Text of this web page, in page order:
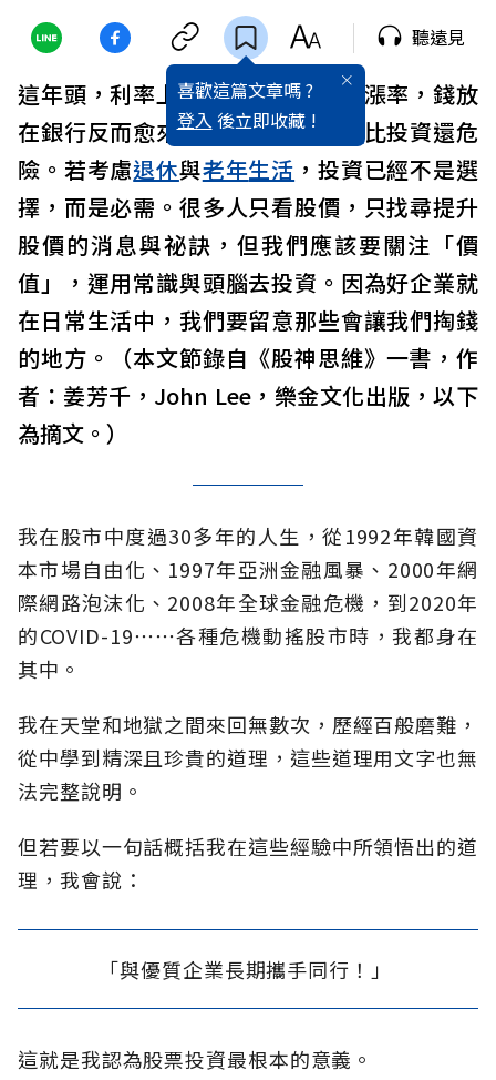
喜歡這篇文章嗎 ?
登入 後立即收藏 !
聽遠見
這年頭，利率上漲率跟不上物價上漲率，錢放
在銀行反而愈來愈少，所以不
比投資還危
險。若考慮退休與老年生活 ，投資已經不是選
擇，而是必需。很多人只看股價，只找尋提升
股價的消息與祕訣，但我們應該要關注「價
值」，運用常識與頭腦去投資。因為好企業就
在日常生活中，我們要留意那些會讓我們掏錢
的地方。（本文節錄自《股神思維》一書，作
者：姜芳千，John Lee，樂金文化出版，以下
為摘文。）
我在股市中度過30多年的人生，從1992年韓國資
本市場自由化、1997年亞洲金融風暴、2000年網
際網路泡沫化、2008年全球金融危機，到2020年
的COVID-19⋯⋯各種危機動搖股市時，我都身在
其中。
我在天堂和地獄之間來回無數次，歷經百般磨難，
從中學到精深且珍貴的道理，這些道理用文字也無
法完整說明。
但若要以一句話概括我在這些經驗中所領悟出的道
理，我會說：
「與優質企業長期攜手同行！」
這就是我認為股票投資最根本的意義。